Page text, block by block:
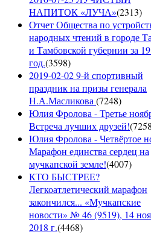
НАПИТОК «ЛУЧА»(2313)
Отчет Общества по
народных чтений в городе
и Тамбовской губернии за
год.(3598)
2019-02-02 9-й спортивный
праздник на призы генерала
Н.А.Масликова(7248)
Юлия Фролова - Третье
Встреча лучших друзей!(7258
Юлия Фролова - Четвёртое
Марафон единства сердец на
мучкапской земле!(4007)
КТО БЫСТРЕЕ?
Легкоатлетический марафон
закончился... «Мучкапские
новости» № 46 (9519), 14
2018 г.(4468)